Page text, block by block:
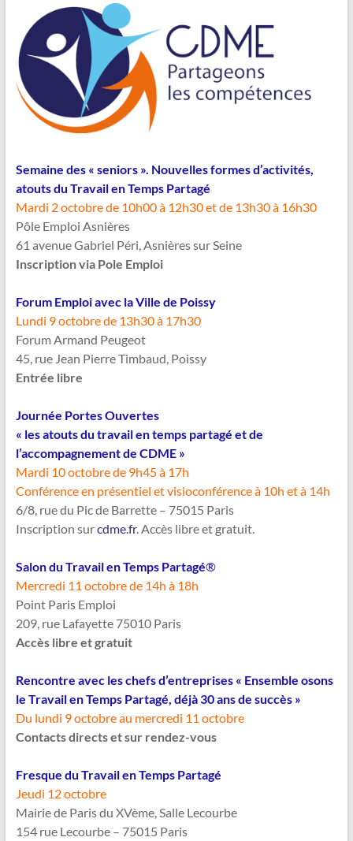
Semaine des « seniors ». Nouvelles formes d’activités,
atouts du Travail en Temps Partagé
Mardi 2 octobre de 10h00 à 12h30 et de 13h30 à 16h30
Pôle Emploi Asnières
61 avenue Gabriel Péri, Asnières sur Seine
Inscription via Pole Emploi
Forum Emploi avec la Ville de Poissy
Lundi 9 octobre de 13h30 à 17h30
Forum Armand Peugeot
45, rue Jean Pierre Timbaud, Poissy
Entrée libre
Journée Portes Ouvertes
« les atouts du travail en temps partagé et de
l’accompagnement de CDME »
Mardi 10 octobre de 9h45 à 17h
Conférence en présentiel et visioconférence à 10h et à 14h
6/8, rue du Pic de Barrette – 75015 Paris
Inscription surcdme.fr. Accès libre et gratuit.
Salon du Travail en Temps Partagé®
Mercredi 11 octobre de 14h à 18h
Point Paris Emploi
209, rue Lafayette 75010 Paris
Accès libre et gratuit
Rencontre avec les chefs d’entreprises « Ensemble osons
le Travail en Temps Partagé, déjà 30 ans de succès »
Du lundi 9 octobre au mercredi 11 octobre
Contacts directs et sur rendez-vous
Fresque du Travail en Temps Partagé
Jeudi 12 octobre
Mairie de Paris du XVème, Salle Lecourbe
154 rue Lecourbe – 75015 Paris